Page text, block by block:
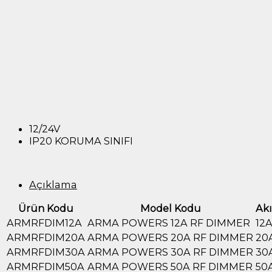
12/24V
IP20 KORUMA SINIFI
Açıklama
Ürün Kodu
Model Kodu
ARMRFDIM12A ARMA POWERS 12A RF DIMMER 12A
ARMRFDIM20A ARMA POWERS 20A RF DIMMER
ARMRFDIM30A ARMA POWERS 30A RF DIMMER
ARMRFDIM50A ARMA POWERS 50A RF DIMMER